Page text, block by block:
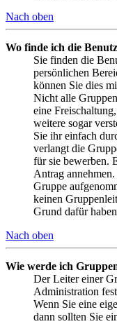
Nach oben
Wo finde ich die
Sie finden die
persönlichen
können Sie dies
Nicht alle
eine
weitere sogar
Sie ihr einfach
verlangt die
für sie bewerben.
Antrag
Gruppe
keinen
Grund dafür
Nach oben
Wie werde ich
Der Leiter einer
Administration
Wenn Sie eine
dann sollten Sie